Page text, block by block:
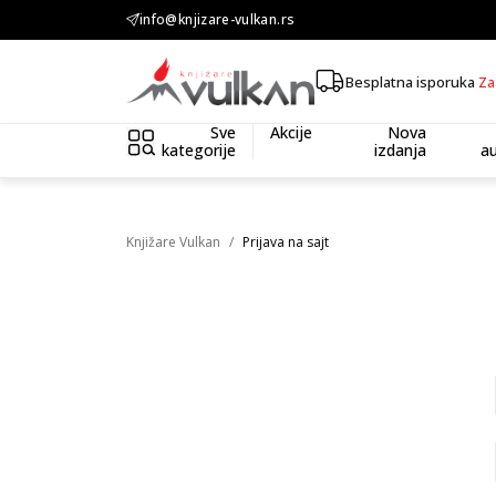
info@knjizare-vulkan.rs
KOLIČINSKI POPUST ::: Dodatnih 10% na tri kupljena artikla
Besplatna isporuka
Sve
kategorije
Akcije
Nova
izdanja
Knjižare Vulkan Prijava na sajt